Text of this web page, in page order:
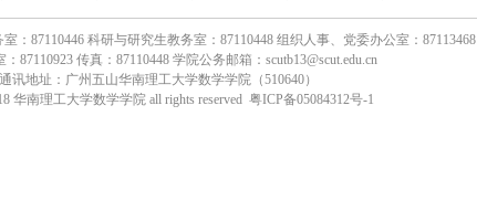
：87110446 科研与研究生教务室：87110448 组织人事、党委办公室：87113468
87110923 传真：87110448 学院公务邮箱：scutb13@scut.edu.cn
讯地址：广州五山华南理工大学数学学院（510640）
华南理工大学数学学院 all rights reserved 粤ICP备05084312号-1